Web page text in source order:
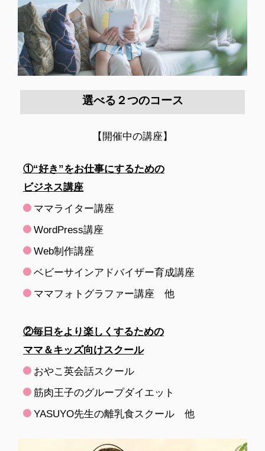
選べる２つのコース
【開催中の講座】
①“好き”をお仕事にするための
ビジネス講座
ママライター講座
WordPress講座
Web制作講座
ベビーサインアドバイザー育成講座
ママフォトグラファー講座 他
②毎日をより楽しくするための
ママ＆キッズ向けスクール
おやこ英会話スクール
筋肉王子のグループダイエット
YASUYO先生の離乳食スクール 他